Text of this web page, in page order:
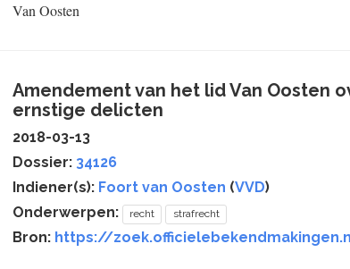
Van Oosten
Amendement van het lid Van Oosten
ernstige delicten
2018-03-13
Dossier: 34126
Indiener(s): Foort van Oosten (VVD)
Onderwerpen:
recht strafrecht
Bron: https://